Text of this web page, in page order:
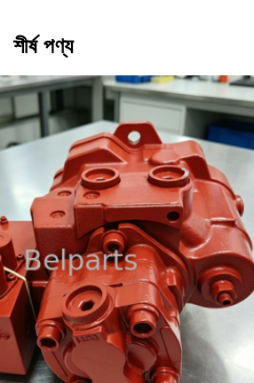
শীর্ষ পণ্য